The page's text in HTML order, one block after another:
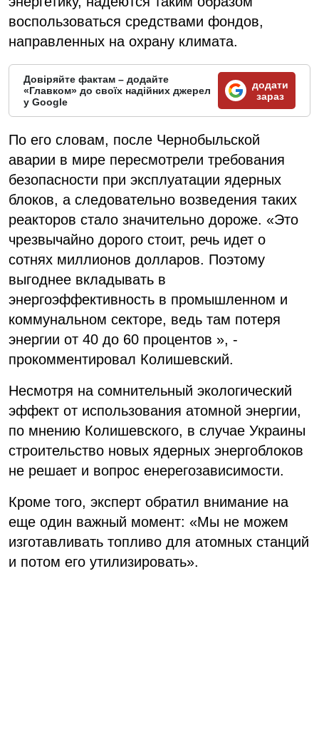
воспользоваться средствами фондов,
направленных на охрану климата.
Довіряйте фактам – додайте
«Главком» до своїх надійних джерел
у Google
додати
зараз
По его словам, после Чернобыльской
аварии в мире пересмотрели требования
безопасности при эксплуатации ядерных
блоков, а следовательно возведения таких
реакторов стало значительно дороже. «Это
чрезвычайно дорого стоит, речь идет о
сотнях миллионов долларов. Поэтому
выгоднее вкладывать в
энергоэффективность в промышленном и
коммунальном секторе, ведь там потеря
энергии от 40 до 60 процентов », -
прокомментировал Колишевский.
Несмотря на сомнительный экологический
эффект от использования атомной энергии,
по мнению Колишевского, в случае Украины
строительство новых ядерных энергоблоков
не решает и вопрос енерегозависимости.
Кроме того, эксперт обратил внимание на
еще один важный момент: «Мы не можем
изготавливать топливо для атомных станций
и потом его утилизировать».